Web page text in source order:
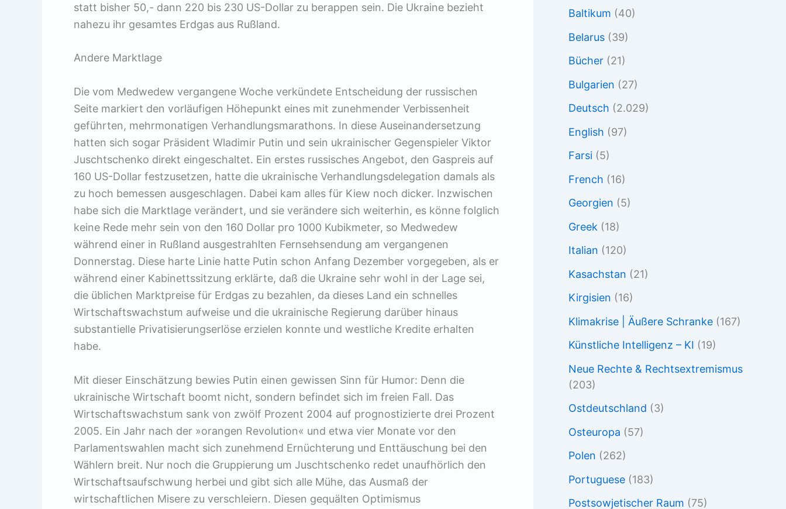
statt bisher 50,- dann 220 bis 230 US-Dollar zu berappen sein. Die Ukraine bezieht
nahezu ihr gesamtes Erdgas aus Rußland.
Andere Marktlage
Die vom Medwedew vergangene Woche verkündete Entscheidung der russischen
Seite markiert den vorläufigen Höhepunkt eines mit zunehmender Verbissenheit
geführten, mehrmonatigen Verhandlungsmarathons. In diese Auseinandersetzung
hatten sich sogar Präsident Wladimir Putin und sein ukrainischer Gegenspieler Viktor
Juschtschenko direkt eingeschaltet. Ein erstes russisches Angebot, den Gaspreis auf
160 US-Dollar festzusetzen, hatte die ukrainische Verhandlungsdelegation damals als
zu hoch bemessen ausgeschlagen. Dabei kam alles für Kiew noch dicker. Inzwischen
habe sich die Marktlage verändert, und sie verändere sich weiterhin, es könne folglich
keine Rede mehr sein von den 160 Dollar pro 1000 Kubikmeter, so Medwedew
während einer in Rußland ausgestrahlten Fernsehsendung am vergangenen
Donnerstag. Diese harte Linie hatte Putin schon Anfang Dezember vorgegeben, als er
während einer Kabinettssitzung erklärte, daß die Ukraine sehr wohl in der Lage sei,
die üblichen Marktpreise für Erdgas zu bezahlen, da dieses Land ein schnelles
Wirtschaftswachstum aufweise und die ukrainische Regierung darüber hinaus
substantielle Privatisierungserlöse erzielen konnte und westliche Kredite erhalten
habe.
Mit dieser Einschätzung bewies Putin einen gewissen Sinn für Humor: Denn die
ukrainische Wirtschaft boomt nicht, sondern befindet sich im freien Fall. Das
Wirtschaftswachstum sank von zwölf Prozent 2004 auf prognostizierte drei Prozent
2005. Ein Jahr nach der »orangen Revolution« und etwa vier Monate vor den
Parlamentswahlen macht sich zunehmend Ernüchterung und Enttäuschung bei den
Wählern breit. Nur noch die Gruppierung um Juschtschenko redet unaufhörlich den
Wirtschaftsaufschwung herbei und gibt sich alle Mühe, das Ausmaß der
wirtschaftlichen Misere zu verschleiern. Diesen gequälten Optimismus
Baltikum (40)
Belarus (39)
Bücher (21)
Bulgarien (27)
Deutsch (2.029)
English (97)
Farsi (5)
French (16)
Georgien (5)
Greek (18)
Italian (120)
Kasachstan (21)
Kirgisien (16)
Klimakrise | Äußere Schranke (167)
Künstliche Intelligenz – KI (19)
Neue Rechte & Rechtsextremismus
(203)
Ostdeutschland (3)
Osteuropa (57)
Polen (262)
Portuguese (183)
Postsowjetischer Raum (75)